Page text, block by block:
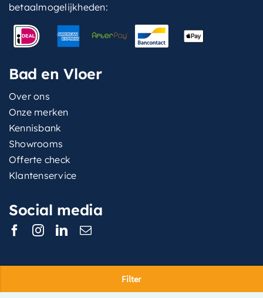
Filter
betaalmogelijkheden:
Bad en Vloer
Over ons
Onze merken
Kennisbank
Showrooms
Offerte check
Klantenservice
Social media